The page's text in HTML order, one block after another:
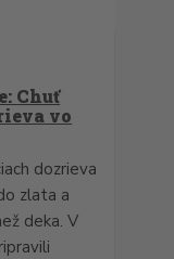
Chuť
vo
dozrieva
zlata a
deka. V